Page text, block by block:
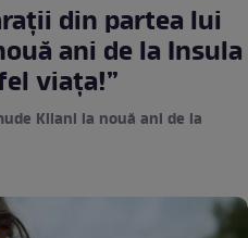
din partea lui
ani de la Insula
viața!”
Kilani la nouă ani de la